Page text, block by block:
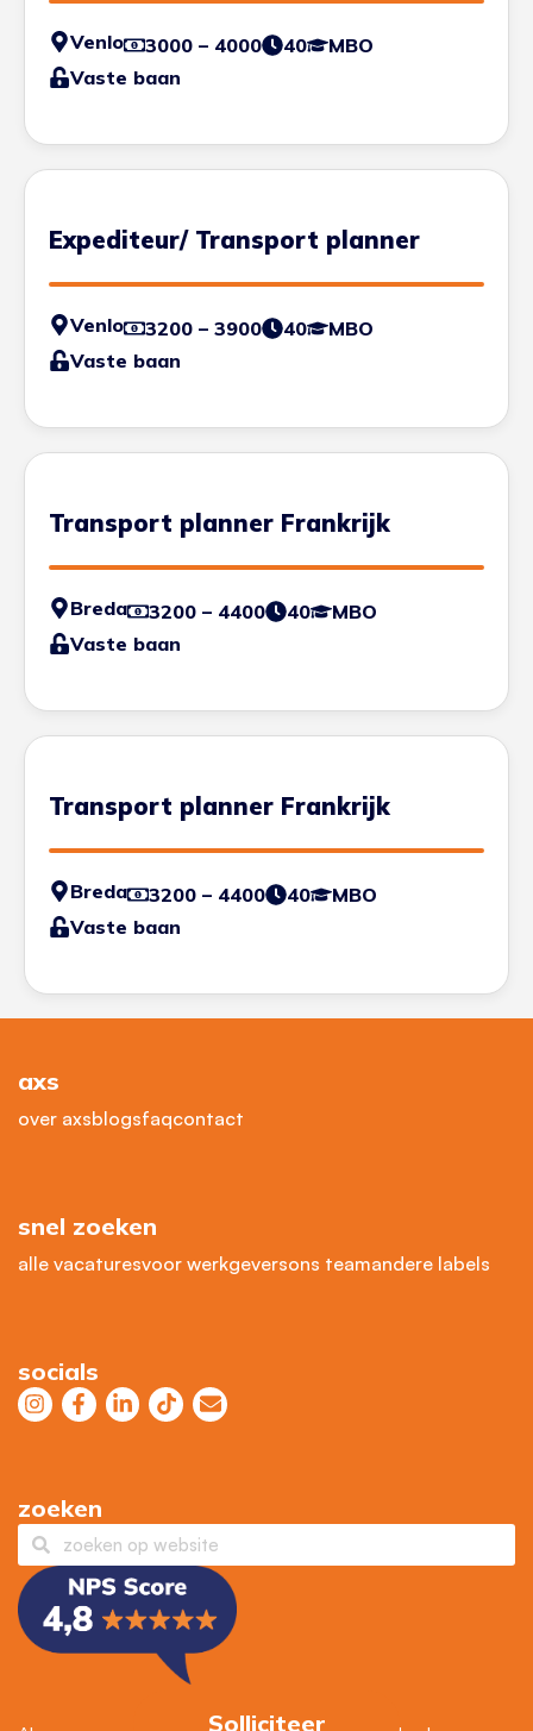
Solliciteer
Venlo 3000 – 4000 40
MBO
Vaste baan
Expediteur/ Transport planner
Venlo 3200 – 3900 40
MBO
Vaste baan
Transport planner Frankrijk
Breda 3200 – 4400 40
MBO
Vaste baan
Transport planner Frankrijk
Breda 3200 – 4400 40
MBO
Vaste baan
axs
over axsblogsfaqcontact
snel zoeken
alle vacaturesvoor werkgeversons teamandere labels
socials
zoeken